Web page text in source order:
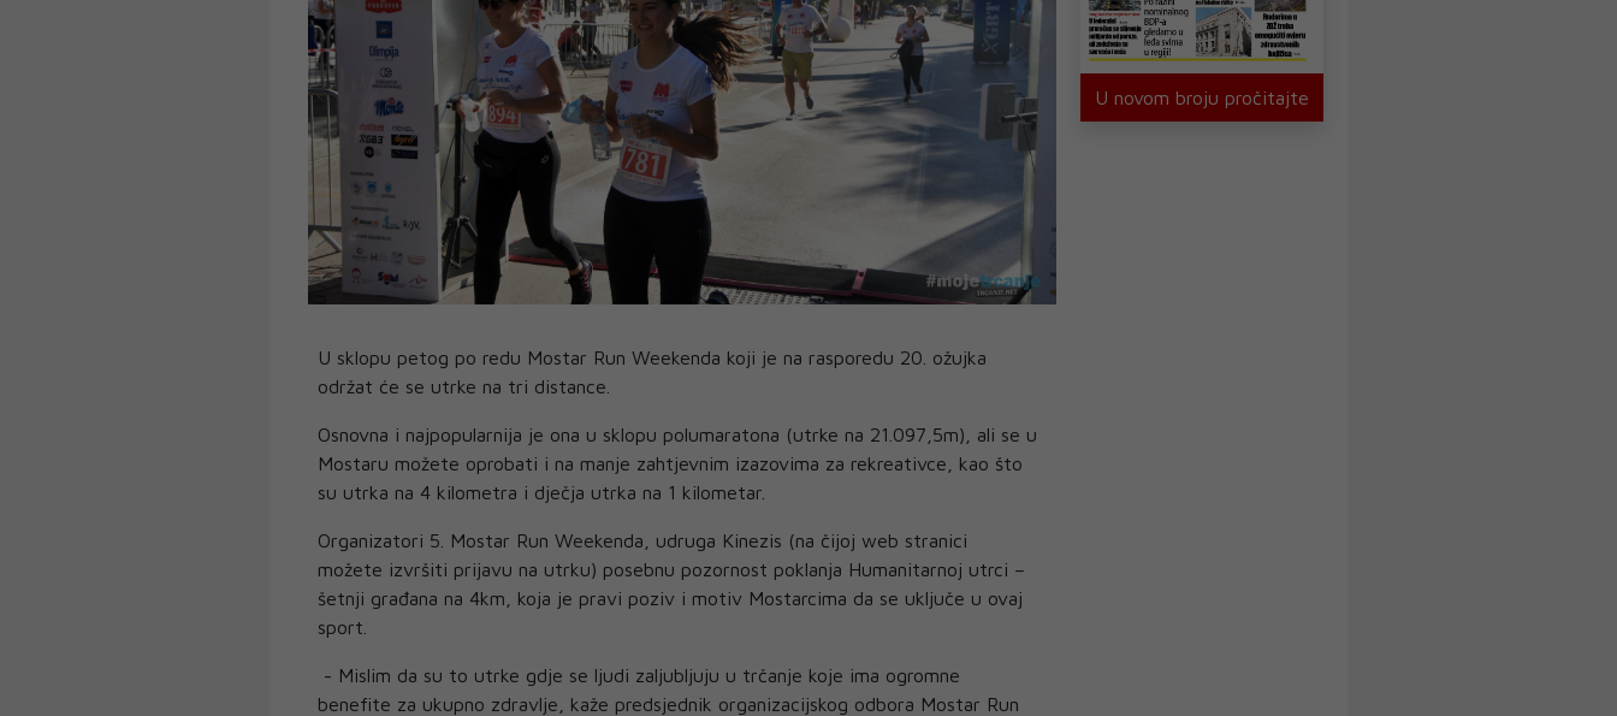
U sklopu petog po redu Mostar Run Weekenda koji je na rasporedu 20. ožujka
održat će se utrke na tri distance.
Osnovna i najpopularnija je ona u sklopu polumaratona (utrke na 21.097,5m), ali se u
Mostaru možete oprobati i na manje zahtjevnim izazovima za rekreativce, kao što
su utrka na 4 kilometra i dječja utrka na 1 kilometar.
Organizatori 5. Mostar Run Weekenda, udruga Kinezis (na čijoj web stranici
možete izvršiti prijavu na utrku) posebnu pozornost poklanja Humanitarnoj utrci –
šetnji građana na 4km, koja je pravi poziv i motiv Mostarcima da se uključe u ovaj
sport.
- Mislim da su to utrke gdje se ljudi zaljubljuju u trčanje koje ima ogromne
benefite za ukupno zdravlje, kaže predsjednik organizacijskog odbora Mostar Run
U novom broju pročitajte